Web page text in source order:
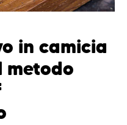
in camicia
metodo